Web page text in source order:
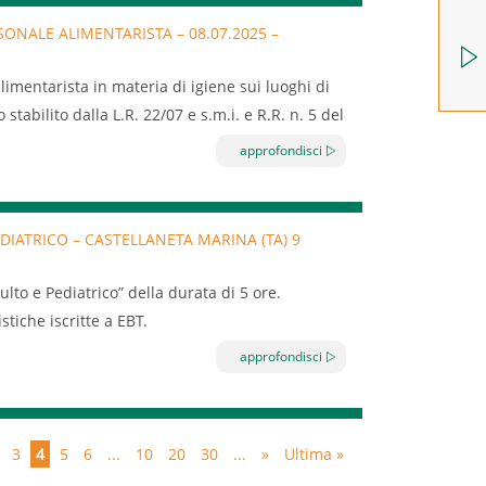
gravità e probabilità del danno,
prevenzione in azienda: misure collettive e
del lavoro, ambiente di lavoro, impianti
movimentazione (manuale e
ad agenti fisici (rumore, vibrazioni, radiazioni
chimici (anche cancerogeni), esposizione
e la segnaletica di sicurezza;
turismo iscritte a EBT Puglia.
ALIMENTARISTA – 08.07.2025 –
in materia di igiene sui luoghi di
dalla L.R. 22/07 e s.m.i. e R.R. n. 5 del
approfondisci
– CASTELLANETA MARINA (TA) 9
e Pediatrico” della durata di 5 ore.
iscritte a EBT.
certificazione di validità biennale da un
approfondisci
3 4 5 6 ... 10 20 30 ... » Ultima »